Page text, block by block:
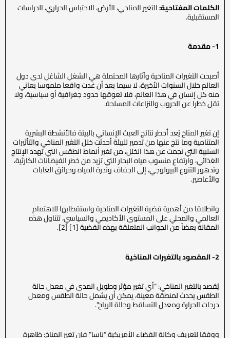
الكلمات المفتاحية:التغير المناخي، الأرض، الاحتباس الحراري، الدراسات
المستقبلية.
1- مقدمة
أصبحت التغيرات المناخية وآثارها المحتملة هي الشغل الشاغل لدى دول
العالم خلال السنوات الأخيرة، لا سيما بعد أن غدت واقعا ملموسا يعاني
منه كل إنسان في هذا العالم، فلا تعوقها حدود جغرافية أو سياسية، ولا
تقل خطرا عن الحروب والنزاعات المسلحة.
إن تغير المناخ يُعد أخطر نتائج العبث الإنساني بالبيئة فالأنشطة البشرية
المتنامية وما نتج عنها من تدمير للبيئة أحدثت خلل التغير المناخي والتأثيرات
السلبية التي نجمت عن هذا الخلل، من تغير أنماط الطقس التي تهدد الإنتاج
الغذائي، وارتفاع منسوب مياه البحار التي تزيد من خطر الفيضانات الكارثية،
وتدهور التنوع البيولوجي، إلى الجفاف وندرة المياه وحرائق الغابات
والأعاصير.
وانطلاقا من أهمية قضية التغيرات المناخية واستقطابها للاهتمام
العالمي والمحلي على المستوى الأكاديمي والسياسي، تتناول هذه
المقالة بعضاً من الجوانب المتعلقة بهذه القضية [1] [2].
2- المقصود بالتغيرات المناخية
يُقصد بالتغير المناخي: “أي تغير مؤثر وطويل المدى في معدل حالة
الطقس يحدث لمنطقة معينة، يمكن أن يشمل حالة الطقس ومعدل
درجات الحرارة ومعدل التساقط وحالة الرياح”.
ووفقا لتعريف وكالة الفضاء الأمريكية “ناسا” فإن تغير المناخ: ظاهرة